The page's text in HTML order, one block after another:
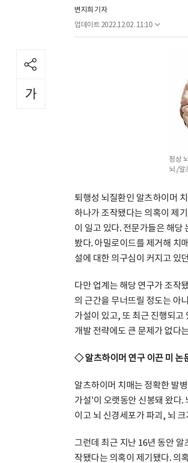
변지희 기자
업데이트 2022.12.02. 11:10
정상
뇌./알
퇴행성 뇌질환인 알츠하이머
하나가 조작됐다는 의혹이 제
이 일고 있다. 전문가들은 해당
봤다. 아밀로이드를 제거해 치
설에 대한 의구심이 커지고 있
다만 업계는 해당 연구가 조작
의 근간을 무너뜨릴 정도는 아
가설이 있고, 또 최근 진행되고
개발 전략에도 큰 문제가 없다
◇ 알츠하이머 연구 이끈 미 논
알츠하이머 치매는 정확한 발
가설'이 오랫동안 신봉돼 왔다.
이고 뇌 신경세포가 파괴, 뇌
그런데 최근 지난 16년 동안
작됐다는 의혹이 제기됐다. 의